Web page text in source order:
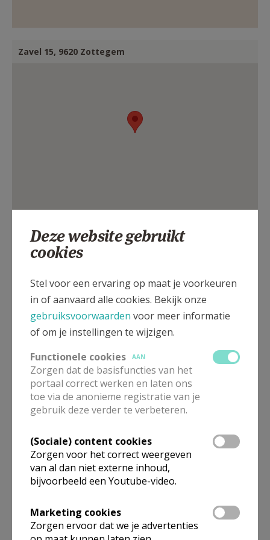
Zavel 15, 9620 Zottegem
Pastoor-moderator
EmmanuelVidts
Kasteelstraat 18
9620
Zottegem
Stuur een mailtje
Google Maps
Parochievicaris
Peter Kiekens
Acacialaan 37
32 476 406 676
Deze website gebruikt
cookies
Stel voor een ervaring op maat je voorkeuren
in of aanvaard alle cookies. Bekijk onze
gebruiksvoorwaarden voor meer informatie
of om je instellingen te wijzigen.
Functionele cookies
AAN
Zorgen dat de basisfuncties van het
portaal correct werken en laten ons
toe via de anonieme registratie van je
gebruik deze verder te verbeteren.
(Sociale) content cookies
Zorgen voor het correct weergeven
van al dan niet externe inhoud,
bijvoorbeeld een Youtube-video.
Marketing cookies
Zorgen ervoor dat we je advertenties